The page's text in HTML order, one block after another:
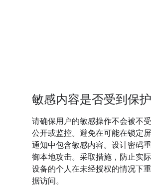
敏感内容是否受到保
请确保用户的敏感操作不会被不
公开或监控。避免在可能在锁定
通知中包含敏感内容。设计密码
御本地攻击。采取措施，防止实
设备的个人在未经授权的情况下
据访问。